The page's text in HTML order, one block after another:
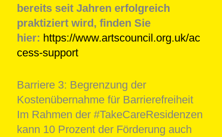
bereits seit Jahren erfolgreich
praktiziert wird, finden Sie
hier: https://www.artscouncil.org.uk/ac
cess-support
Barriere 3: Begrenzung der
Kostenübernahme für Barrierefreiheit
Im Rahmen der #TakeCareResidenzen
kann 10 Prozent der Förderung auch